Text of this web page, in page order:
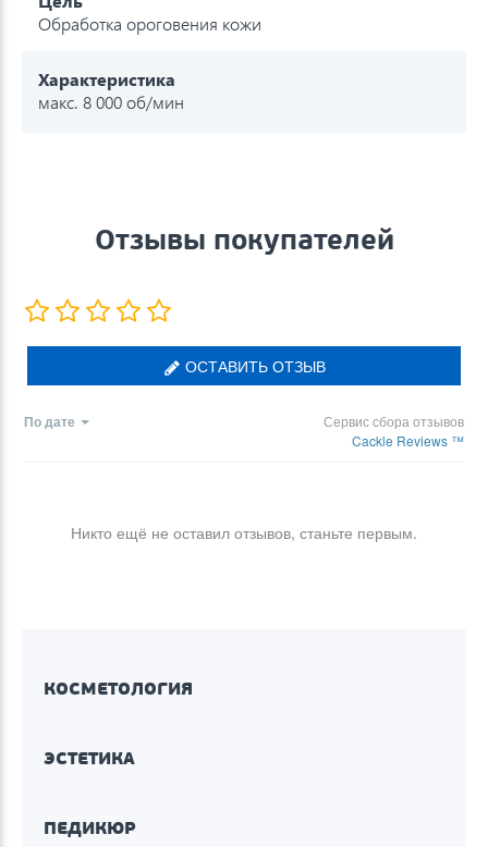
Обработка ороговения кожи
Характеристика
макс. 8 000 об/мин
Отзывы покупателей
ОСТАВИТЬ ОТЗЫВ
По дате
Сервис сбора отзывов
Cackle Reviews ™
Никто ещё не оставил отзывов, станьте первым.
КОСМЕТОЛОГИЯ
ЭСТЕТИКА
ПЕДИКЮР